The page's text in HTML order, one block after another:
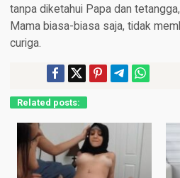
tanpa diketahui Papa dan
Mama biasa-biasa saja, tidak
curiga.
Related posts: